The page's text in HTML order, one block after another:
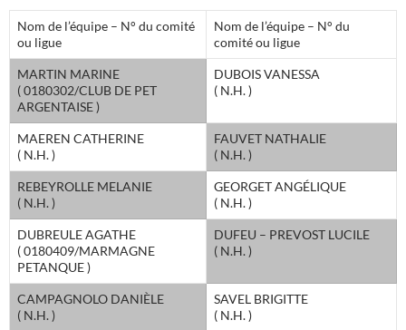
Nom de l’équipe – N° du comité
ou ligue
Nom de l’équipe – N° du
comité ou ligue
MARTIN MARINE
( 0180302/CLUB DE PET
ARGENTAISE )
DUBOIS VANESSA
( N.H. )
MAEREN CATHERINE
( N.H. )
FAUVET NATHALIE
( N.H. )
REBEYROLLE MELANIE
( N.H. )
GEORGET ANGÉLIQUE
( N.H. )
DUBREULE AGATHE
( 0180409/MARMAGNE
PETANQUE )
DUFEU – PREVOST LUCILE
( N.H. )
CAMPAGNOLO DANIÈLE
( N.H. )
SAVEL BRIGITTE
( N.H. )